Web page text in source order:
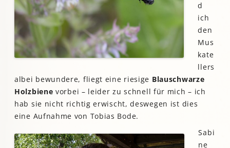
d
ich
den
Mus
kate
llers
albei bewundere, fliegt eine riesige Blauschwarze
Holzbiene vorbei – leider zu schnell für mich – ich
hab sie nicht richtig erwischt, deswegen ist dies
eine Aufnahme von Tobias Bode.
Sabi
ne